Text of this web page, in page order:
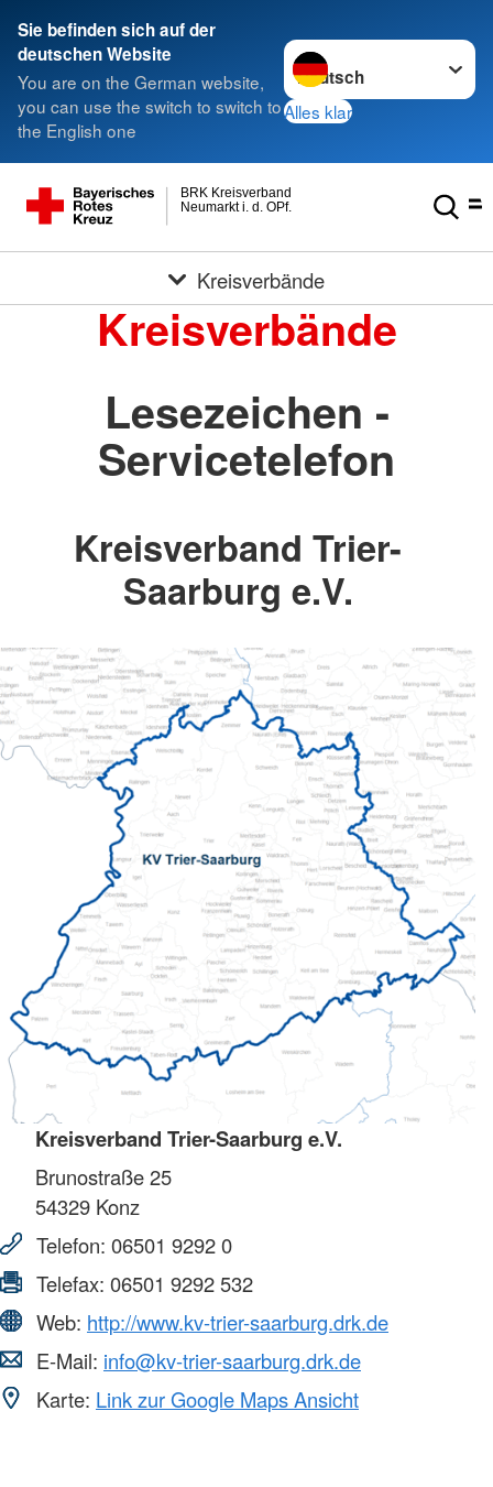
Sie befinden sich auf der
deutschen Website
You are on the German website,
you can use the switch to switch to
the English one
Sprache wechseln zu
Alles klar
Neumarkt i. d. OPf.
BRK Kreisverband
Kreisverbände
Kreisverbände
Lesezeichen -
Servicetelefon
Kreisverband Trier-
Saarburg e.V.
Kreisverband Trier-Saarburg e.V.
Brunostraße 25
54329 Konz
Telefon: 06501 9292 0
Telefax: 06501 9292 532
Web: http://www.kv-trier-saarburg.drk.de
E-Mail: info@kv-trier-saarburg.drk.de
Karte: Link zur Google Maps Ansicht